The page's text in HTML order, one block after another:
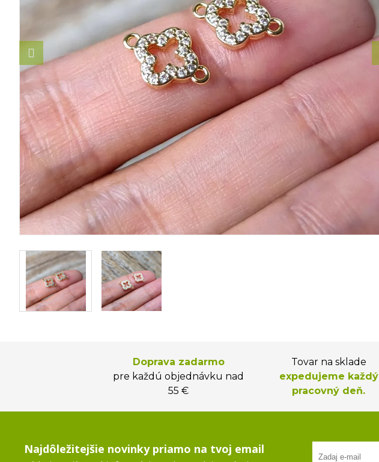
Doprava zadarmo
pre každú objednávku nad
55 €
Tovar na sklade
expedujeme každý
pracovný deň.
Najdôležitejšie novinky priamo na tvoj email